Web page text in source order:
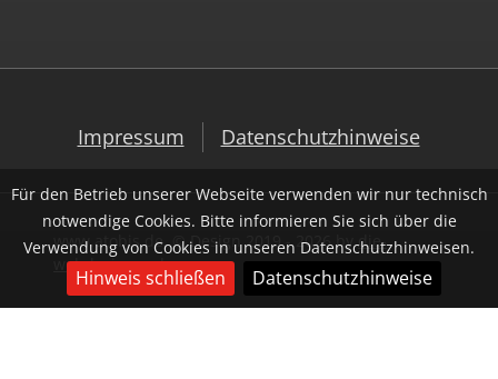
Für den Betrieb unserer Webseite verwenden wir nur technisch
notwendige Cookies. Bitte informieren Sie sich über die
Verwendung von Cookies in unseren Datenschutzhinweisen.
Hinweis schließen Datenschutzhinweise
Impressum Datenschutzhinweise
www.atobis.de, © Design 2019 - 2026 bydie-
webdesigner.de